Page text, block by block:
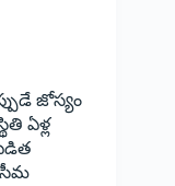
జోస్యం
ఏళ్ల